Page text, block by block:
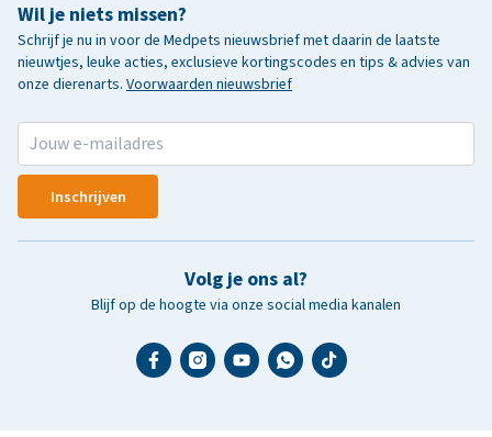
Wil je niets missen?
Schrijf je nu in voor de Medpets nieuwsbrief met daarin de laatste
nieuwtjes, leuke acties, exclusieve kortingscodes en tips & advies van
onze dierenarts. Voorwaarden nieuwsbrief
Inschrijven
Volg je ons al?
Blijf op de hoogte via onze social media kanalen